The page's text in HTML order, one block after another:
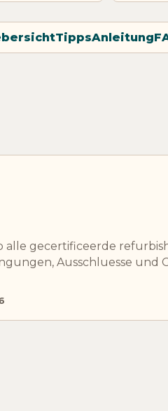
TippsAnleitung
alle gecertificeerde
Ausschluesse und